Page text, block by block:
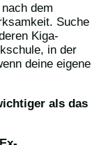
dem
Suche
Kiga-
in der
deine eigene
als das